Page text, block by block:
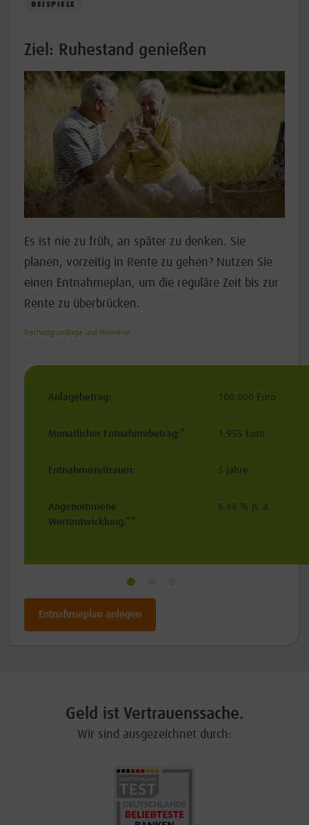
BEISPIELE
Ziel: Ruhestand genießen
Es ist nie zu früh, an später zu denken. Sie
planen, vorzeitig in Rente zu gehen? Nutzen Sie
einen Entnahmeplan, um die reguläre Zeit bis zur
Rente zu überbrücken.
Rechengrundlage und Hinweise
Anlagebetrag: 100.000 Euro
Monatlicher Entnahmebetrag:* 1.955 Euro
Entnahmezeitraum: 5 Jahre
Angenommene
Wertentwicklung:**
6,68 % p. a.
Entnahmeplan anlegen
Geld ist Vertrauenssache.
Wir sind ausgezeichnet durch: